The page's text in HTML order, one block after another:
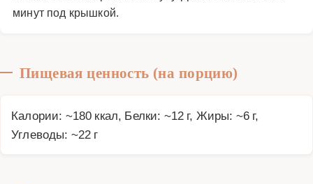
минут под крышкой.
Пищевая ценность (на порцию)
Калории: ~180 ккал, Белки: ~12 г, Жиры: ~6 г,
Углеводы: ~22 г